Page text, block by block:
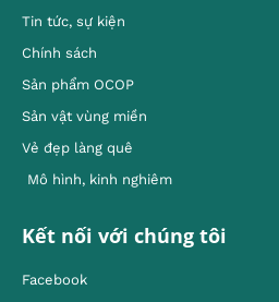
Tin tức, sự kiện
Chính sách
Sản phẩm OCOP
Sản vật vùng miền
Vẻ đẹp làng quê
Mô hình, kinh nghiêm
Kết nối với chúng tôi
Facebook